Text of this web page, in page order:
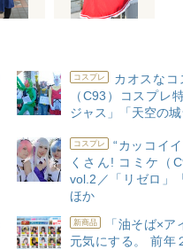
コスプレ
カオスな
（C93）コスプレ
ジャス」「天空の
コスプレ
“カッコイ
くさん! コミケ（
vol.2／「リゼロ」
ほか
新商品
「油そば×
元気にする。 前年